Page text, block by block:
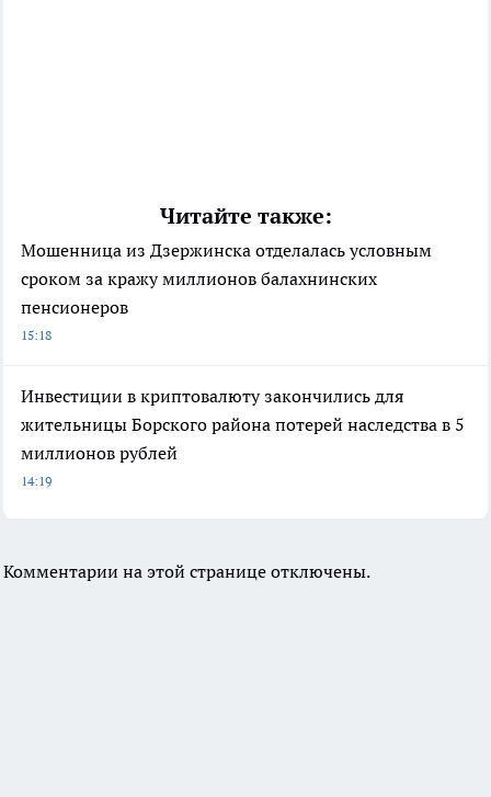
Читайте также:
Мошенница из Дзержинска отделалась условным
сроком за кражу миллионов балахнинских
пенсионеров
15:18
Инвестиции в криптовалюту закончились для
жительницы Борского района потерей наследства в 5
миллионов рублей
14:19
Комментарии на этой странице отключены.